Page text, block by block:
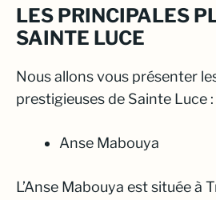
LES PRINCIPALES
SAINTE LUCE
Nous allons vous présenter
prestigieuses de Sainte Luce :
Anse Mabouya
L’Anse Mabouya est située à